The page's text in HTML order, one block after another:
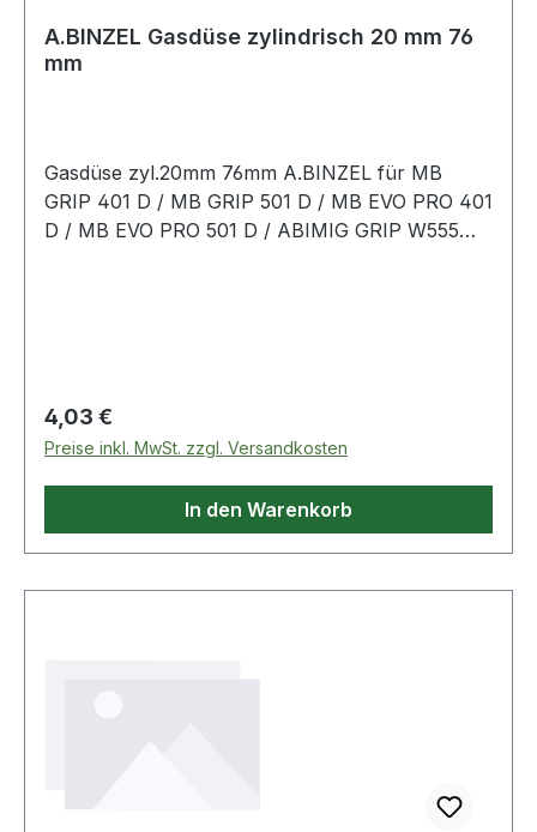
A.BINZEL Gasdüse zylindrisch 20 mm 76
mm
Gasdüse zyl.20mm 76mm A.BINZEL für MB
GRIP 401 D / MB GRIP 501 D / MB EVO PRO 401
D / MB EVO PRO 501 D / ABIMIG GRIP W555
Regulärer Preis:
4,03 €
Preise inkl. MwSt. zzgl. Versandkosten
In den Warenkorb